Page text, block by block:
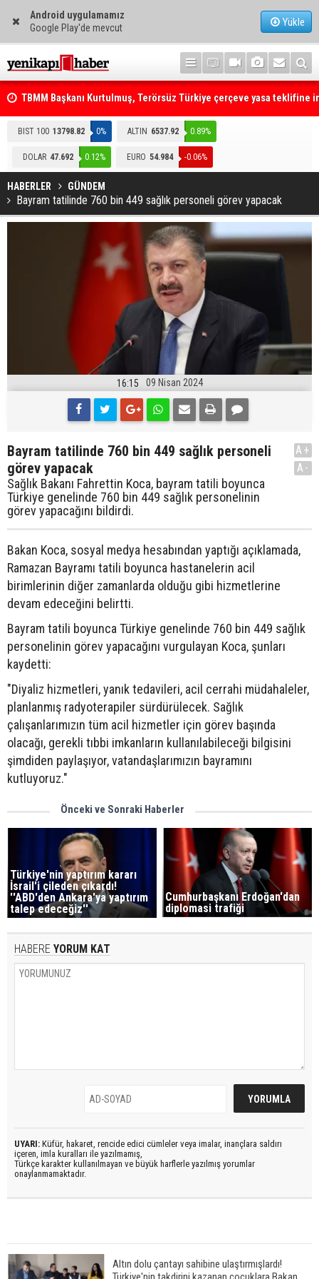
Android uygulamamız
Google Play'de mevcut
Yükle
TBMM Başkanı Kurtulmuş, Terörsüz Türkiye çerçeve yasa teklifine
attı
Telefonla arayıp "RTÜK'ten geliyoruz" dediler: Medyayı hedef alan
akılalmaz tuzak ifşa oldu
BIST 100 13798.82 0% ALTIN 6537.92 0.89%
DOLAR 47.692 0.12% EURO 54.984 -0.06%
HABERLER GÜNDEM
Bayram tatilinde 760 bin 449 sağlık personeli görev yapacak
16:15 09 Nisan 2024
Bayram tatilinde 760 bin 449 sağlık personeli
görev yapacak
Sağlık Bakanı Fahrettin Koca, bayram tatili boyunca
Türkiye genelinde 760 bin 449 sağlık personelinin
görev yapacağını bildirdi.
A+
A-
Bakan Koca, sosyal medya hesabından yaptığı açıklamada,
Ramazan Bayramı tatili boyunca hastanelerin acil
birimlerinin diğer zamanlarda olduğu gibi hizmetlerine
devam edeceğini belirtti.
Bayram tatili boyunca Türkiye genelinde 760 bin 449 sağlık
personelinin görev yapacağını vurgulayan Koca, şunları
kaydetti:
"Diyaliz hizmetleri, yanık tedavileri, acil cerrahi müdahaleler,
planlanmış radyoterapiler sürdürülecek. Sağlık
çalışanlarımızın tüm acil hizmetler için görev başında
olacağı, gerekli tıbbi imkanların kullanılabileceği bilgisini
şimdiden paylaşıyor, vatandaşlarımızın bayramını
kutluyoruz."
Önceki ve Sonraki Haberler
Türkiye'nin yaptırım kararı
İsrail'i çileden çıkardı!
''ABD'den Ankara'ya yaptırım
talep edeceğiz''
Cumhurbaşkanı Erdoğan'dan
diplomasi trafiği
HABERE YORUM KAT
UYARI: Küfür, hakaret, rencide edici cümleler veya imalar, inançlara saldırı
içeren, imla kuralları ile yazılmamış,
Türkçe karakter kullanılmayan ve büyük harflerle yazılmış yorumlar
onaylanmamaktadır.
Altın dolu çantayı sahibine ulaştırmışlardı!